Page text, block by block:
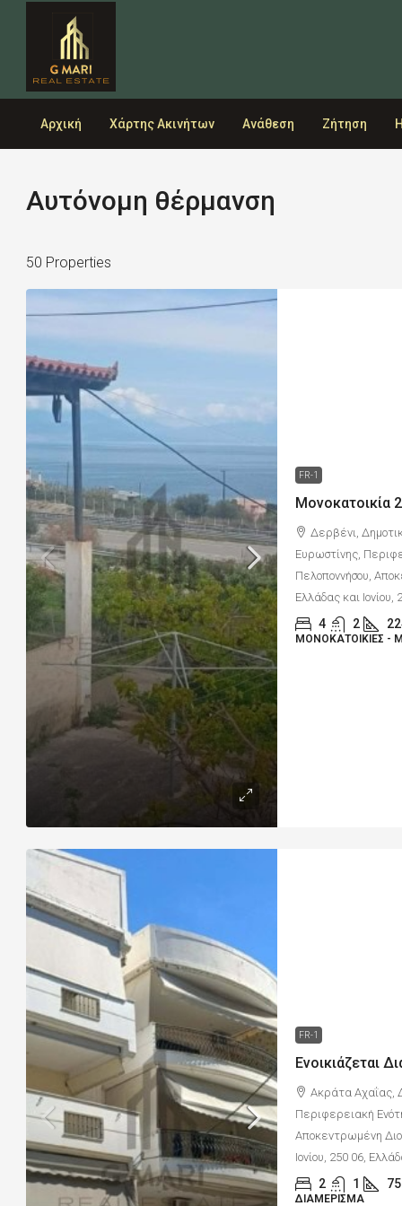
Αρχική Χάρτης Ακινήτων Ανάθεση Ζήτηση
Αυτόνομη θέρμανση
50 Properties
FR-1
Δερβένι,
Ευρωστίνης,
Πελοποννήσου,
Ελλάδας και
4 2
ΜΟΝΟΚΑΤΟΙΚΊΕΣ -
FR-1
Ακράτα Αχαΐας,
Περιφερειακή
Αποκεντρωμένη
Ιονίου, 250 06,
2 1 75
ΔΙΑΜΈΡΙΣΜΑ